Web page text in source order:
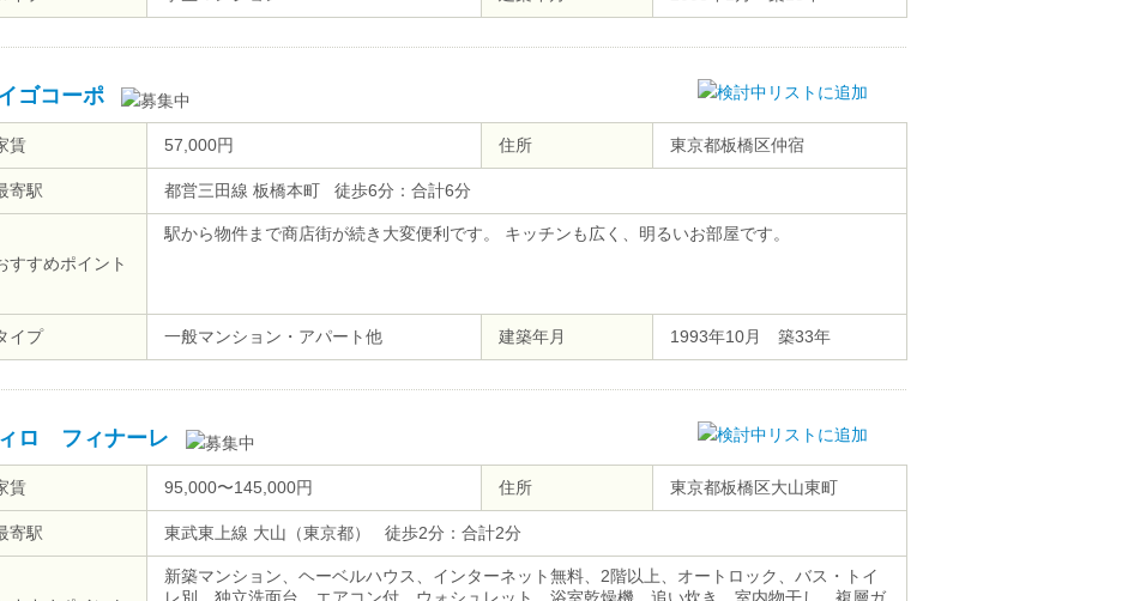
ゴコーポ
賃 57,000円 住所 東京都板橋区仲宿
寄駅 都営三田線 板橋本町 徒歩6分：合計6分
すすめポイント
駅から物件まで商店街が続き大変便利です。 キッチンも広く、明るいお部屋です。
イプ 一般マンション・アパート他 建築年月 1993年10月 築33年
ロ フィナーレ
賃 95,000〜145,000円 住所 東京都板橋区大山東町
寄駅 東武東上線 大山（東京都） 徒歩2分：合計2分
新築マンション、ヘーベルハウス、インターネット無料、2階以上、オートロック、バス・トイ